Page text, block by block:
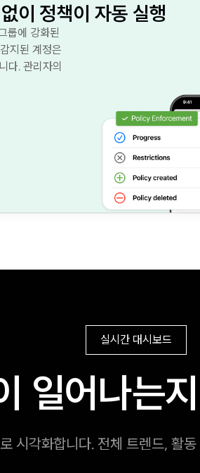
이 정책이 자동 실행
룹에 강화된
지된 계정은
다. 관리자의
실시간 대시보드
일어나는
시각화합니다. 전체 트렌드, 활